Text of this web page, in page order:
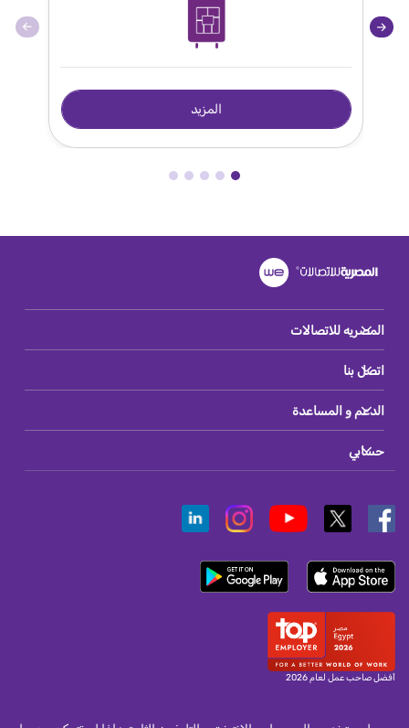
المزيد
المصريه للاتصالات
اتصل بنا
الدعم و المساعدة
حسابي
أفضل صاحب عمل لعام 2026